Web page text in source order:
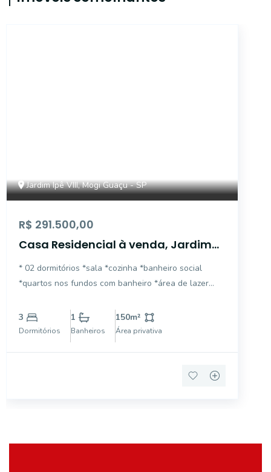
Jardim Ipê VIII, Mogi Guaçu - SP
R$ 291.500,00
Casa Residencial à venda, Jardim
* 02 dormitórios *sala *cozinha *banheiro social
*quartos nos fundos com banheiro *área de lazer
+ 01 descoberto *portão eletrônico
3
Dormitórios
1
Banheiros
150m²
Área privativa